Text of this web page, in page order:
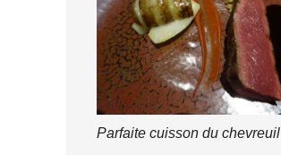
Parfaite cuisson du chevreuil